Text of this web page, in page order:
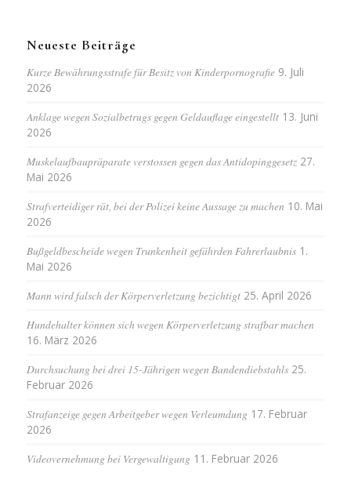
Neueste Beiträge
Kurze Bewährungsstrafe für Besitz von Kinderpornografie 9. Juli
2026
Anklage wegen Sozialbetrugs gegen Geldauflage eingestellt 13. Juni
2026
Muskelaufbaupräparate verstossen gegen das Antidopinggesetz 27.
Mai 2026
Strafverteidiger rät, bei der Polizei keine Aussage zu machen 10. Mai
2026
Bußgeldbescheide wegen Trunkenheit gefährden Fahrerlaubnis 1.
Mai 2026
Mann wird falsch der Körperverletzung bezichtigt 25. April 2026
Hundehalter können sich wegen Körperverletzung strafbar machen
16. März 2026
Durchsuchung bei drei 15-Jährigen wegen Bandendiebstahls 25.
Februar 2026
Strafanzeige gegen Arbeitgeber wegen Verleumdung 17. Februar
2026
Videovernehmung bei Vergewaltigung 11. Februar 2026